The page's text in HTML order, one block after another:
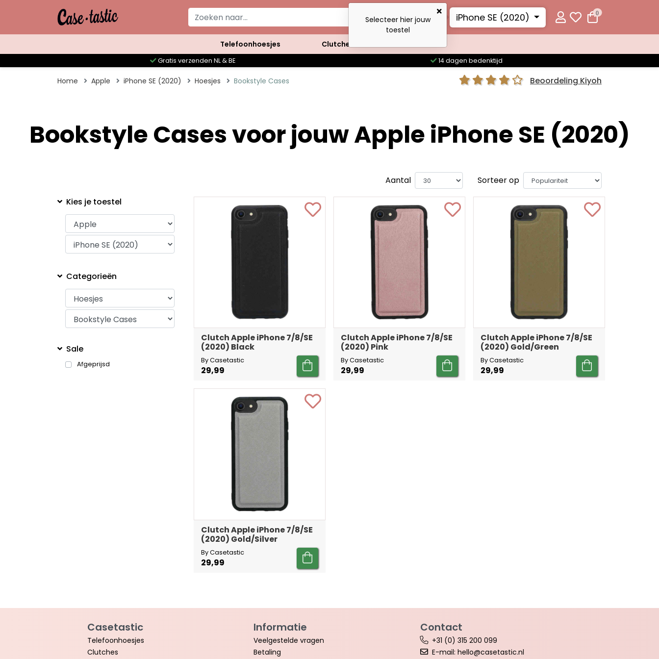
iPhone SE (2020) 0
Telefoonhoesjes Clutches
Gratis verzenden NL & BE 14 dagen bedenktijd
Home Apple iPhone SE (2020) Hoesjes Bookstyle Cases Beoordeling Kiyoh
Bookstyle Cases voor jouw Apple iPhone SE (2020)
Aantal
Sorteer op
Kies je toestel
Categorieën
Sale
Afgeprijsd
Clutch Apple iPhone 7/8/SE
(2020) Black
By Casetastic
29,99
Clutch Apple iPhone 7/8/SE
(2020) Pink
By Casetastic
29,99
Clutch Apple iPhone 7/8/SE
(2020) Gold/Green
By Casetastic
29,99
Clutch Apple iPhone 7/8/SE
(2020) Gold/Silver
By Casetastic
29,99
Casetastic
Telefoonhoesjes
Clutches
Informatie
Veelgestelde vragen
Betaling
Contact
+31 (0) 315 200 099
E-mail: hello@casetastic.nl
Selecteer hier jouw
toestel